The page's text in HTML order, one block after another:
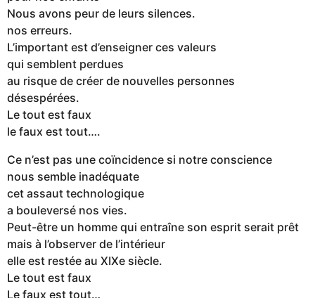
Nous avons peur de leurs silences.
nos erreurs.
L’important est d’enseigner ces valeurs
qui semblent perdues
au risque de créer de nouvelles personnes
désespérées.
Le tout est faux
le faux est tout….
Ce n’est pas une coïncidence si notre conscience
nous semble inadéquate
cet assaut technologique
a bouleversé nos vies.
Peut-être un homme qui entraîne son esprit serait prêt
mais à l’observer de l’intérieur
elle est restée au XIXe siècle.
Le tout est faux
Le faux est tout…